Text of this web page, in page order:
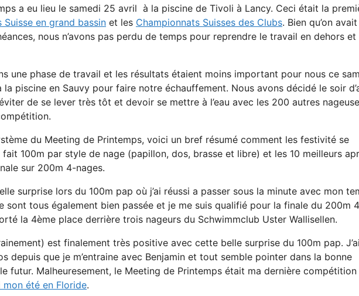
a eu lieu le samedi 25 avril à la piscine de Tivoli à Lancy. Ceci était la
Suisse en grand bassin et les Championnats Suisses des Clubs. Bien qu’on
nous n’avons pas perdu de temps pour reprendre le travail en dehors et
une phase de travail et les résultats étaient moins important pour nous ce
piscine en Sauvy pour faire notre échauffement. Nous avons décidé le soir
de se lever très tôt et devoir se mettre à l’eau avec les 200 autres
du Meeting de Printemps, voici un bref résumé comment les festivité se
fait 100m par style de nage (papillon, dos, brasse et libre) et les 10 meilleurs
sur 200m 4-nages.
surprise lors du 100m pap où j’ai réussi a passer sous la minute avec mon
sont tous également bien passée et je me suis qualifié pour la finale du 200m
la 4ème place derrière trois nageurs du Schwimmclub Uster Wallisellen.
est finalement très positive avec cette belle surprise du 100m pap. J’ai
depuis que je m’entraine avec Benjamin et tout semble pointer dans la bonne
futur. Malheuresement, le Meeting de Printemps était ma dernière compétition
mon été en Floride.